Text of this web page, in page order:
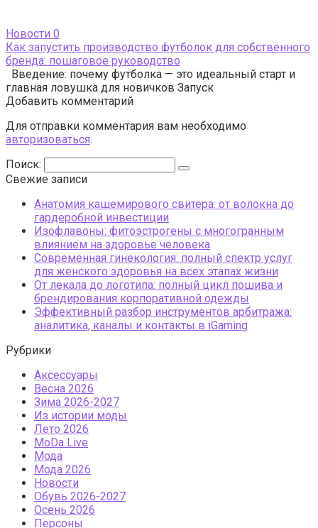
Новости 0
Как запустить производство футболок для собственного
бренда: пошаговое руководство
Введение: почему футболка — это идеальный старт и
главная ловушка для новичков Запуск
Добавить комментарий
Для отправки комментария вам необходимо
авторизоваться.
Поиск:
Свежие записи
Анатомия кашемирового свитера: от волокна до
гардеробной инвестиции
Изофлавоны: фитоэстрогены с многогранным
влиянием на здоровье человека
Современная гинекология: полный спектр услуг
для женского здоровья на всех этапах жизни
От лекала до логотипа: полный цикл пошива и
брендирования корпоративной одежды
Эффективный разбор инструментов арбитража:
аналитика, каналы и контакты в iGaming
Рубрики
Аксессуары
Весна 2026
Зима 2026-2027
Из истории моды
Лето 2026
МоDа Live
Мода
Мода 2026
Новости
Обувь 2026-2027
Осень 2026
Персоны